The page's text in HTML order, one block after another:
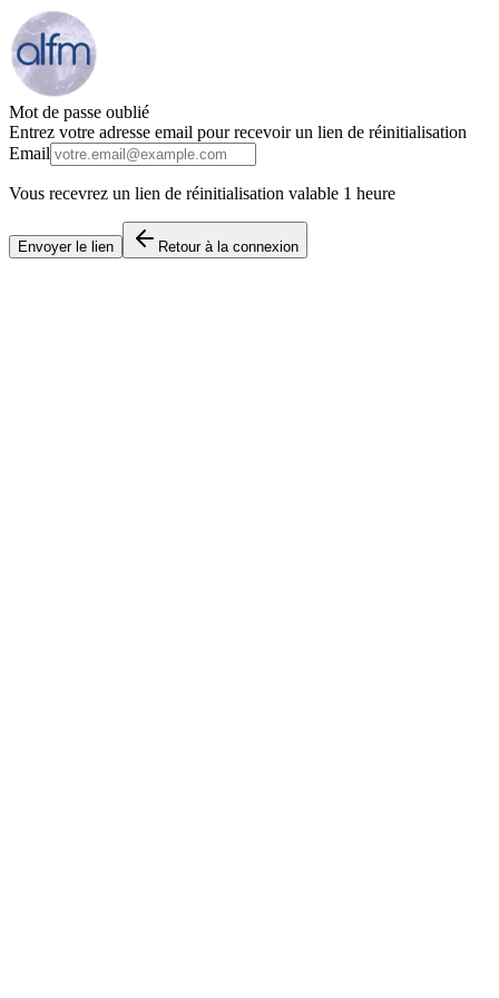
Mot de passe oublié
Entrez votre adresse email pour recevoir un lien de réinitialisation
Email
Vous recevrez un lien de réinitialisation valable 1 heure
Envoyer le lien Retour à la connexion